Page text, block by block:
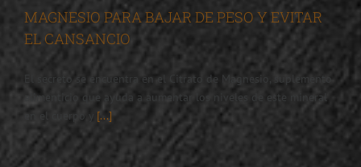
MAGNESIO PARA BAJAR DE PESO Y EVITAR
EL CANSANCIO
El secreto se encuentra en el Citrato de Magnesio, suplemento
alimenticio que ayuda a aumentar los niveles de este mineral
en el cuerpo y [...]